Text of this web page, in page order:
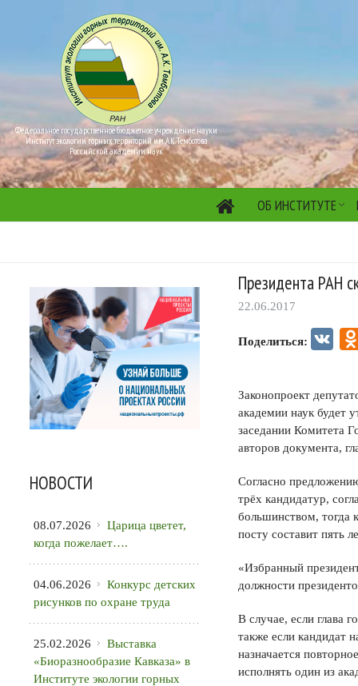
Федеральное государственное бюджетное учреждение науки
Институт экологии горных территорий им. А.К. Темботова
Российской академии наук
ОБ ИНСТИТУТЕ
Президента РАН
22.06.2017
Поделиться: VK
Законопроект
академии наук будет
заседании Комитета
авторов документа,
Согласно
трёх кандидатур,
большинством, тогда
посту составит пять
«Избранный
должности
В случае, если глава
также если кандидат
назначается
исполнять один из
НОВОСТИ
08.07.2026
Царица цветет,
когда пожелает….
04.06.2026
Конкурс детских
рисунков по охране труда
25.02.2026
Выставка
«Биоразнообразие Кавказа» в
Институте экологии горных